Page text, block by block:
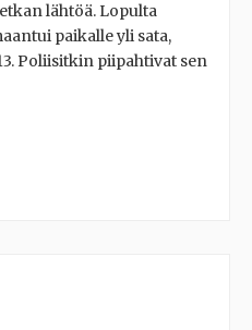
lähtöä. Lopulta
paikalle yli sata,
Poliisitkin piipahtivat sen